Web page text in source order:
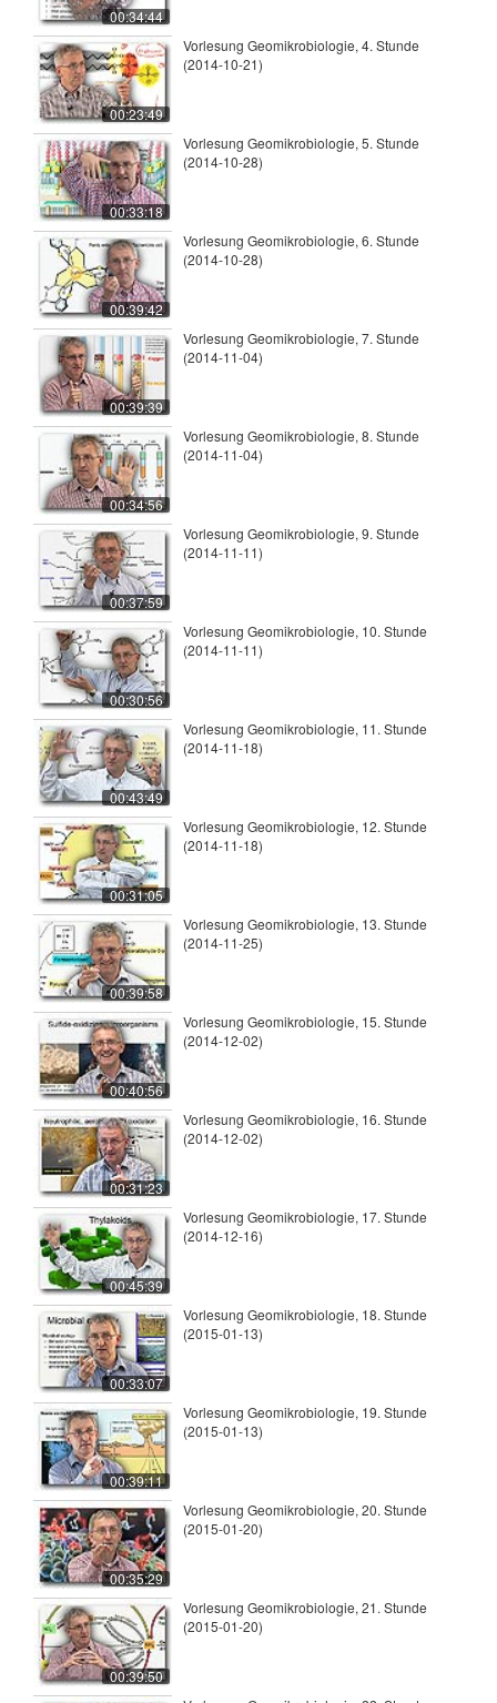
00:34:44
00:23:49
Vorlesung Geomikrobiologie, 4. Stunde
(2014-10-21)
00:33:18
Vorlesung Geomikrobiologie, 5. Stunde
(2014-10-28)
00:39:42
Vorlesung Geomikrobiologie, 6. Stunde
(2014-10-28)
00:39:39
Vorlesung Geomikrobiologie, 7. Stunde
(2014-11-04)
00:34:56
Vorlesung Geomikrobiologie, 8. Stunde
(2014-11-04)
00:37:59
Vorlesung Geomikrobiologie, 9. Stunde
(2014-11-11)
00:30:56
Vorlesung Geomikrobiologie, 10. Stunde
(2014-11-11)
00:43:49
Vorlesung Geomikrobiologie, 11. Stunde
(2014-11-18)
00:31:05
Vorlesung Geomikrobiologie, 12. Stunde
(2014-11-18)
00:39:58
Vorlesung Geomikrobiologie, 13. Stunde
(2014-11-25)
00:40:56
Vorlesung Geomikrobiologie, 15. Stunde
(2014-12-02)
00:31:23
Vorlesung Geomikrobiologie, 16. Stunde
(2014-12-02)
00:45:39
Vorlesung Geomikrobiologie, 17. Stunde
(2014-12-16)
00:33:07
Vorlesung Geomikrobiologie, 18. Stunde
(2015-01-13)
00:39:11
Vorlesung Geomikrobiologie, 19. Stunde
(2015-01-13)
00:35:29
Vorlesung Geomikrobiologie, 20. Stunde
(2015-01-20)
00:39:50
Vorlesung Geomikrobiologie, 21. Stunde
(2015-01-20)